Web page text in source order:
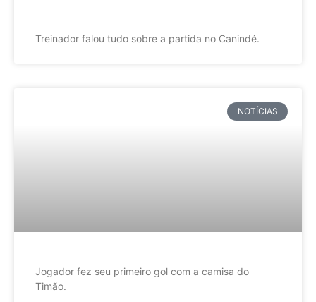
Treinador falou tudo sobre a partida no Canindé.
NOTÍCIAS
Jogador fez seu primeiro gol com a camisa do
Timão.